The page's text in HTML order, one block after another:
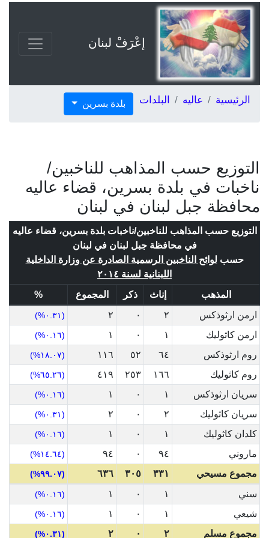
إعْرَفْ لبنان
الرئيسية عاليه البلدات بلدة بسرين
التوزيع حسب المذاهب للناخبين/
ناخبات في بلدة بسرين، قضاء عاليه
محافظة جبل لبنان في لبنان
التوزيع حسب المذاهب للناخبين/ناخبات بلدة بسرين، قضاء عاليه
في محافظة جبل لبنان في لبنان
حسب لوائح الناخبين الرسمية الصادرة عن وزارة الداخلية
اللبنانية لسنة ٢٠١٤
المذهب
إناث ذكر المجموع
%
ارمن ارثوذكس
٢ ٠ ٢ (٠.٣١%)
ارمن كاثوليك ١ ٠ ١ (٠.١٦%)
روم ارثوذكس ٦٤ ٥٢ ١١٦ (١٨.٠٧%)
روم كاثوليك ١٦٦ ٢٥٣ ٤١٩ (٦٥.٢٦%)
سريان ارثوذكس ١ ٠ ١ (٠.١٦%)
سريان كاثوليك ٢ ٠ ٢ (٠.٣١%)
كلدان كاثوليك ١ ٠ ١ (٠.١٦%)
ماروني ٩٤ ٠ ٩٤ (١٤.٦٤%)
مجموع مسيحي ٣٣١ ٣٠٥ ٦٣٦ (٩٩.٠٧%)
سني ١ ٠ ١ (٠.١٦%)
شيعي ١ ٠ ١ (٠.١٦%)
مجموع مسلم ٢ ٠ ٢ (٠.٣١%)